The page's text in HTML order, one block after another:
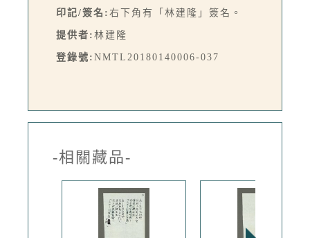
印記/簽名: 右下角有「林建隆」簽名。
提供者: 林建隆
登錄號: NMTL20180140006-037
-相關藏品-